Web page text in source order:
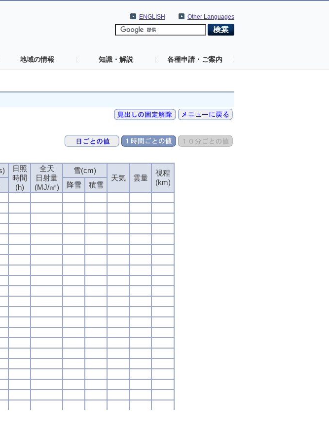
Other Languages
ENGLISH
地域の情報 知識・解説 各種申請・ご案内
日照
時間
(h)
全天
日射量
(MJ/㎡)
雪(cm)
天気
雲量
視程
(km)
降雪
積雪
日照
時間
(h)
全天
日射量
(MJ/㎡)
雪(cm)
天気
雲量
視程
(km)
降雪
積雪
日照
時間
(h)
全天
日射量
(MJ/㎡)
雪(cm)
天気
雲量
視程
(km)
降雪
積雪
日照
時間
(h)
全天
日射量
(MJ/㎡)
雪(cm)
天気
雲量
視程
(km)
降雪
積雪